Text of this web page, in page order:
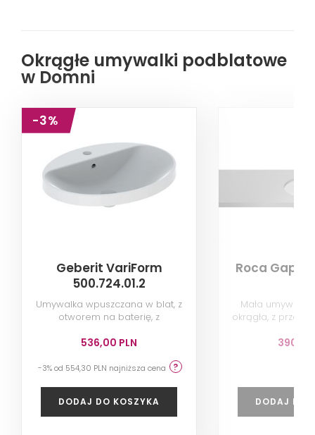
Okrągłe umywalki podblatowe
w Domni
-3%
Geberit VariForm
500.724.01.2
Umywalka wpuszczana w blat, z
otworem na baterię, z
536,00 PLN
-3% od 554,30 PLN najniższa cena
DODAJ DO KOSZYKA
Roca Gap
Mała
okrągła, z
390,00
DODAJ DO